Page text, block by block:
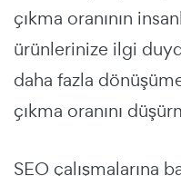
çıkma oranının
ürünlerinize ilgi
daha fazla
çıkma oranını
SEO çalışmalarına